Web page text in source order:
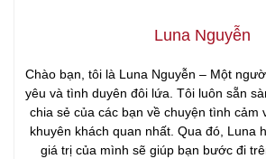
Luna Nguyễn
Chào bạn, tôi là Luna Nguyễn – Một
yêu và tình duyên đôi lứa. Tôi luôn sẵn
chia sẻ của các bạn về chuyện tình cảm
khuyên khách quan nhất. Qua đó, Luna
giá trị của mình sẽ giúp bạn bước đi